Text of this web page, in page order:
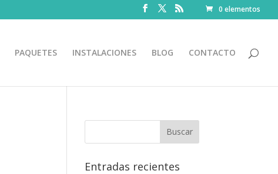
0 elementos
PAQUETES INSTALACIONES BLOG CONTACTO
Entradas recientes